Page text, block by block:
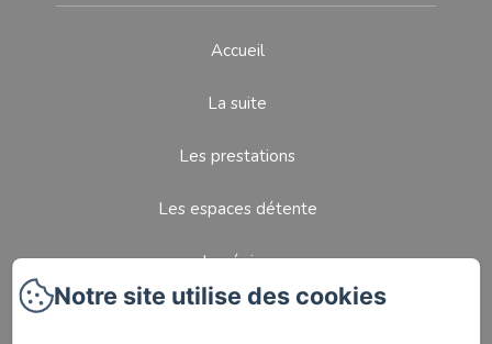
Accueil
La suite
Les prestations
Les espaces détente
La région
Notre site utilise des cookies